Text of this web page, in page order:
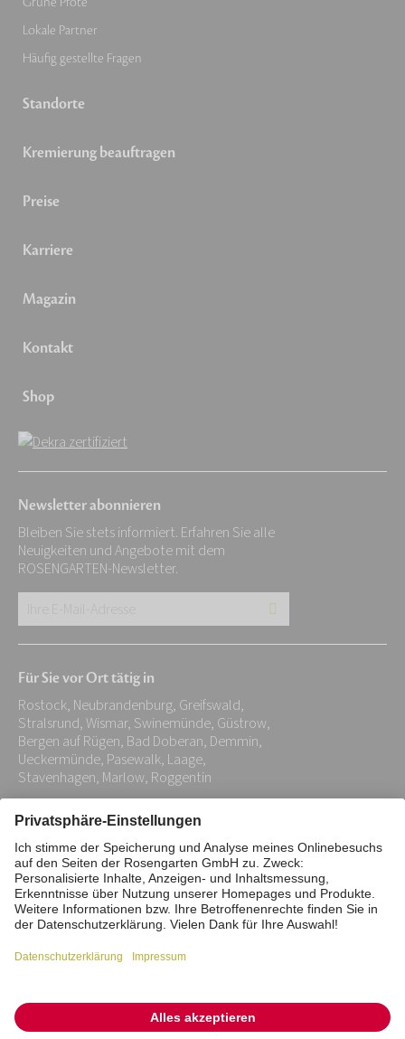
Lokale Partner
Häufig gestellte Fragen
Standorte
Kremierung beauftragen
Preise
Karriere
Magazin
Kontakt
Shop
Newsletter abonnieren
Bleiben Sie stets informiert. Erfahren Sie alle
Neuigkeiten und Angebote mit dem
ROSENGARTEN-Newsletter.
Adresse:
*
Für Sie vor Ort tätig in
Rostock, Neubrandenburg, Greifswald,
Stralsrund, Wismar, Swinemünde, Güstrow,
Bergen auf Rügen, Bad Doberan, Demmin,
Ueckermünde, Pasewalk, Laage,
Stavenhagen, Marlow, Roggentin
Impressum Datenschutz
Stiftung
Interne Meldestelle
Zahlungsmittel
Barrierefreiheitserklärung
Vertrag widerrufen